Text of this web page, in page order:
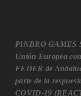
PINBRO GAMES
Unión Europea
FEDER de
parte de la
COVID-19